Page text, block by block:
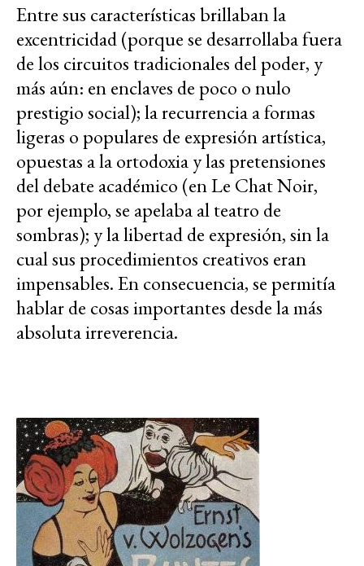
Entre sus características brillaban la
excentricidad (porque se desarrollaba fuera
de los circuitos tradicionales del poder, y
más aún: en enclaves de poco o nulo
prestigio social); la recurrencia a formas
ligeras o populares de expresión artística,
opuestas a la ortodoxia y las pretensiones
del debate académico (en Le Chat Noir,
por ejemplo, se apelaba al teatro de
sombras); y la libertad de expresión, sin la
cual sus procedimientos creativos eran
impensables. En consecuencia, se permitía
hablar de cosas importantes desde la más
absoluta irreverencia.